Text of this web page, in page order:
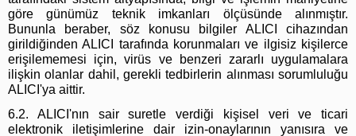
göre günümüz teknik imkanları ölçüsünde alınmıştır.
Bununla beraber, söz konusu bilgiler ALICI cihazından
girildiğinden ALICI tarafında korunmaları ve ilgisiz kişilerce
erişilememesi için, virüs ve benzeri zararlı uygulamalara
ilişkin olanlar dahil, gerekli tedbirlerin alınması sorumluluğu
ALICI'ya aittir.
6.2. ALICI'nın sair suretle verdiği kişisel veri ve ticari
elektronik iletişimlerine dair izin-onaylarının yanısıra ve